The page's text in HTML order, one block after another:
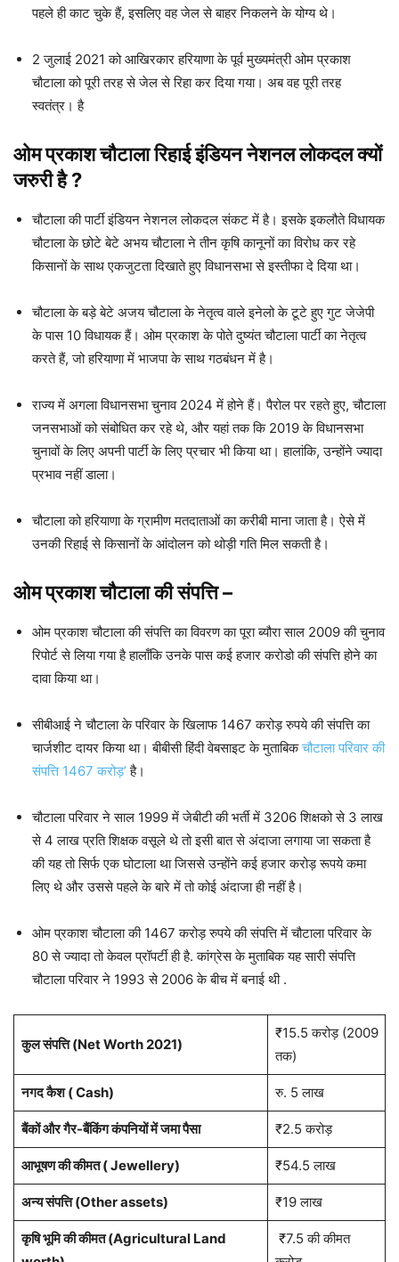
पहले ही काट चुके हैं, इसलिए वह जेल से बाहर निकलने के योग्य थे।
2 जुलाई 2021 को आखिरकार हरियाणा के पूर्व मुख्यमंत्री ओम प्रकाश
चौटाला को पूरी तरह से जेल से रिहा कर दिया गया। अब वह पूरी तरह
स्वतंत्र। है
ओम प्रकाश चौटालारिहाई इंडियन नेशनल लोकदलक्यों
जरुरी है ?
चौटाला की पार्टी इंडियन नेशनल लोकदल संकट में है। इसके इकलौते विधायक
चौटाला के छोटे बेटे अभय चौटाला ने तीन कृषि कानूनों का विरोध कर रहे
किसानों के साथ एकजुटता दिखाते हुए विधानसभा से इस्तीफा दे दिया था।
चौटाला के बड़े बेटे अजय चौटाला के नेतृत्व वाले इनेलो के टूटे हुए गुट जेजेपी
के पास 10 विधायक हैं। ओम प्रकाश के पोते दुष्यंत चौटाला पार्टी का नेतृत्व
करते हैं, जो हरियाणा में भाजपा के साथ गठबंधन में है।
राज्य में अगला विधानसभा चुनाव 2024 में होने हैं। पैरोल पर रहते हुए, चौटाला
जनसभाओं को संबोधित कर रहे थे, और यहां तक ​​कि 2019 के विधानसभा
चुनावों के लिए अपनी पार्टी के लिए प्रचार भी किया था। हालांकि, उन्होंने ज्यादा
प्रभाव नहीं डाला।
चौटाला को हरियाणा के ग्रामीण मतदाताओं का करीबी माना जाता है। ऐसे में
उनकी रिहाई से किसानों के आंदोलन को थोड़ी गति मिल सकती है।
ओम प्रकाश चौटालाकी संपत्ति–
ओम प्रकाश चौटाला की संपत्ति का विवरण का पूरा ब्यौरा साल 2009 की चुनाव
रिपोर्ट से लिया गया है हालाँकि उनके पास कई हजार करोडो की संपत्ति होने का
दावा किया था।
सीबीआई ने चौटाला के परिवार के खिलाफ 1467 करोड़ रुपये की संपत्ति का
चार्जशीट दायर किया था। बीबीसी हिंदी वेबसाइट के मुताबिकचौटाला परिवार की
संपत्ति 1467 करोड़’है।
चौटाला परिवार ने साल 1999 में जेबीटी की भर्ती में 3206 शिक्षको से 3 लाख
से 4 लाख प्रति शिक्षक वसूले थे तो इसी बात से अंदाजा लगाया जा सकता है
की यह तो सिर्फ एक घोटाला था जिससे उन्होंने कई हजार करोड़ रूपये कमा
लिए थे और उससे पहले के बारे में तो कोई अंदाजा ही नहीं है।
ओम प्रकाश चौटाला की 1467 करोड़ रुपये की संपत्ति में चौटाला परिवार के
80 से ज्यादा तो केवल प्रॉपर्टी ही है. कांग्रेस के मुताबिक यह सारी संपत्ति
चौटाला परिवार ने 1993 से 2006 के बीच में बनाई थी .
कुल संपत्ति (Net Worth 2021)
₹15.5 करोड़ (2009
तक)
नगद कैश ( Cash) रु. 5 लाख
बैंकों और गैर-बैंकिंग कंपनियों में जमा पैसा ₹2.5 करोड़
आभूषण की कीमत ( Jewellery) ₹54.5 लाख
अन्य संपत्ति (Other assets) ₹19 लाख
कृषि भूमि की कीमत (Agricultural Land
₹7.5 की कीमत